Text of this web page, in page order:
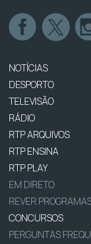
NOTÍCIAS
DESPORTO
TELEVISÃO
RÁDIO
RTP ARQUIVOS
RTP ENSINA
RTP PLAY
EM DIRETO
REVER
CONCURSOS
PERGUNTAS